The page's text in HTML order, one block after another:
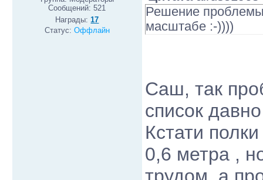
Сообщений:521
Награды:17
Статус: Оффлайн
Решение
масштабе :-))))
Саш, так
список
Кстати
0,6 метра ,